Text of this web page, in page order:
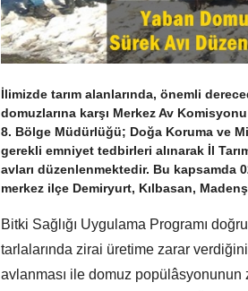
İlimizde tarım alanlarında, önemli
domuzlarına karşı Merkez Av
8. Bölge Müdürlüğü; Doğa Koruma ve
gerekli emniyet tedbirleri alınarak İl
avları düzenlenmektedir. Bu kapsamda
merkez ilçe Demiryurt, Kılbasan,
Bitki Sağlığı Uygulama Programı
tarlalarında zirai üretime zarar
avlanması ile domuz popülâsyonunun